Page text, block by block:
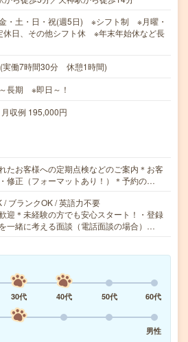
・土・日・祝(週5日) ※シフト制 ※月曜・
休日、その他シフト休 ※年末年始休など長
実働7時間30分 休憩1時間)
長期 ※即日～！
収例 195,000円
たお客様への定期点検などのご案内＊お客
修正（フォーマットあり！）＊予約の…
/ ブランクOK / 英語力不要
迎＊未経験の方でも安心スタート！・登録
一緒に考える面談（電話面談の場合）…
30代 40代 50代
60代
男性